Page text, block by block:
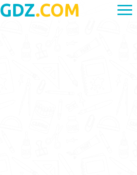
GDZ.COM